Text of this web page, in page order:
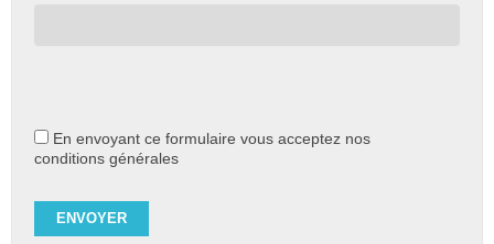
En envoyant ce formulaire vous acceptez nos
conditions générales